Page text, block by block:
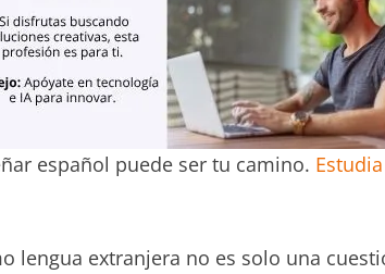
español puede ser tu camino.
lengua extranjera no es solo una